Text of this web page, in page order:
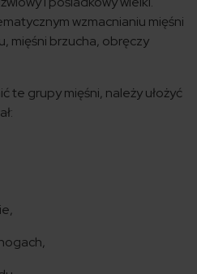
wzmacnianiu mięśni
mięśni brzucha, obręczy
te grupy mięśni, należy ułożyć